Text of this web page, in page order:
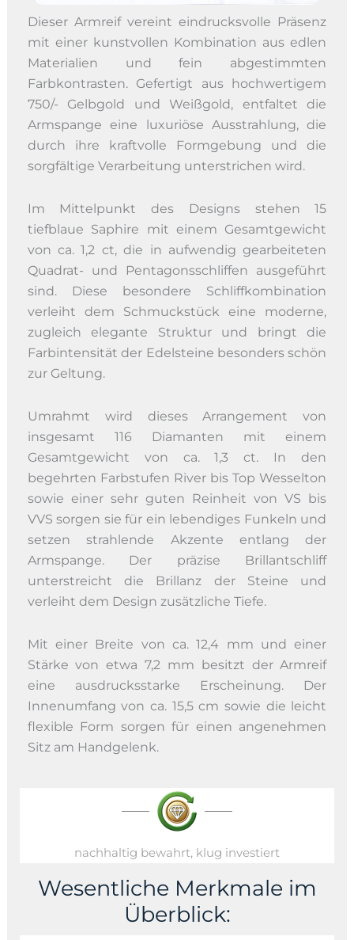
Dieser Armreif vereint eindrucksvolle Präsenz
mit einer kunstvollen Kombination aus edlen
Materialien und fein abgestimmten
Farbkontrasten. Gefertigt aus hochwertigem
750/- Gelbgold und Weißgold, entfaltet die
Armspange eine luxuriöse Ausstrahlung, die
durch ihre kraftvolle Formgebung und die
sorgfältige Verarbeitung unterstrichen wird.
Im Mittelpunkt des Designs stehen 15
tiefblaue Saphire mit einem Gesamtgewicht
von ca. 1,2 ct, die in aufwendig gearbeiteten
Quadrat- und Pentagonsschliffen ausgeführt
sind. Diese besondere Schliffkombination
verleiht dem Schmuckstück eine moderne,
zugleich elegante Struktur und bringt die
Farbintensität der Edelsteine besonders schön
zur Geltung.
Umrahmt wird dieses Arrangement von
insgesamt 116 Diamanten mit einem
Gesamtgewicht von ca. 1,3 ct. In den
begehrten Farbstufen River bis Top Wesselton
sowie einer sehr guten Reinheit von VS bis
VVS sorgen sie für ein lebendiges Funkeln und
setzen strahlende Akzente entlang der
Armspange. Der präzise Brillantschliff
unterstreicht die Brillanz der Steine und
verleiht dem Design zusätzliche Tiefe.
Mit einer Breite von ca. 12,4 mm und einer
Stärke von etwa 7,2 mm besitzt der Armreif
eine ausdrucksstarke Erscheinung. Der
Innenumfang von ca. 15,5 cm sowie die leicht
flexible Form sorgen für einen angenehmen
Sitz am Handgelenk.
nachhaltig bewahrt, klug investiert
Wesentliche Merkmale im
Überblick: